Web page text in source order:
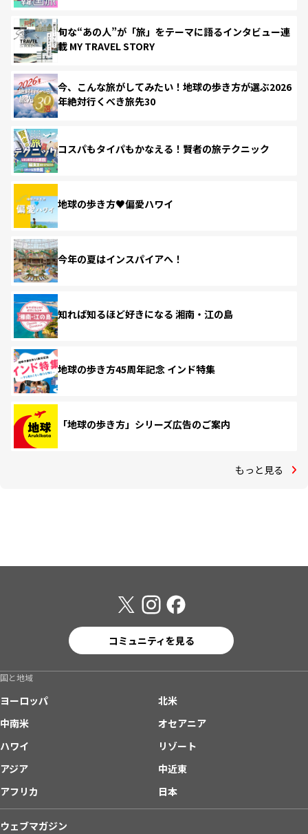
旬な“あの人”が「旅」をテーマに語るインタビュー連
載 MY TRAVEL STORY
今、こんな旅がしてみたい！地球の歩き方が選ぶ2026
年絶対行くべき旅先30
コスパもタイパもかなえる！賢者の旅テクニック
地球の歩き方♥偏愛ハワイ
今年の夏はインスパイアへ！
知れば知るほど好きになる 湘南・江の島
地球の歩き方45周年記念 インド特集
「地球の歩き方」シリーズ広告のご案内
もっと見る
コミュニティを見る
国と地域
ヨーロッパ
北米
中南米
オセアニア
ハワイ
リゾート
アジア
中近東
アフリカ
日本
ウェブマガジン